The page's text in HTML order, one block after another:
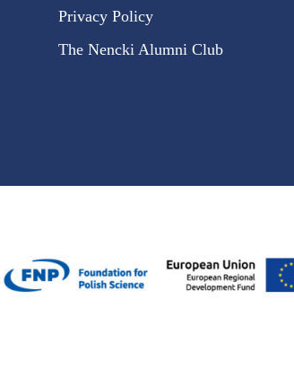
Privacy Policy
The Nencki Alumni Club